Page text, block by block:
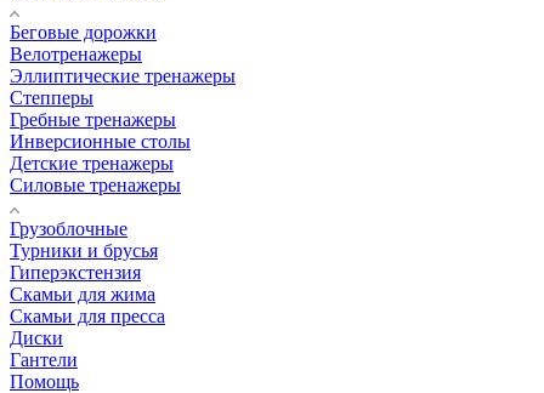
Беговые дорожки
Велотренажеры
Эллиптические тренажеры
Степперы
Гребные тренажеры
Инверсионные столы
Детские тренажеры
Силовые тренажеры
Грузоблочные
Турники и брусья
Гиперэкстензия
Скамьи для жима
Скамьи для пресса
Диски
Гантели
Помощь